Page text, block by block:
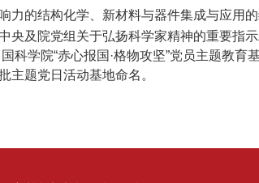
力的结构化学、新材料与器件集成与应用的
央及院党组关于弘扬科学家精神的重要指
科学院“赤心报国·格物攻坚”党员主题教
主题党日活动基地命名。